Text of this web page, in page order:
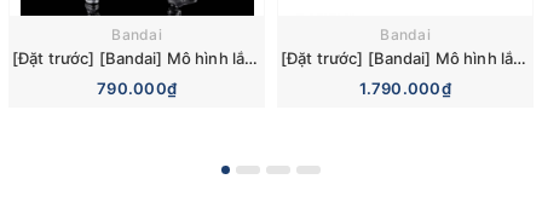
Bandai
[Đặt trước] [Bandai] Mô hình lắp ráp Figure-rise Standard Kamen Rider New No. 1 Model Kit
790.000₫
Bandai
[Đặt trước] [Bandai] Mô hình lắp ráp Figure-rise Standard Amplified -Egyptian God- Slifer the Sky Dragon Model Kit
1.790.000₫